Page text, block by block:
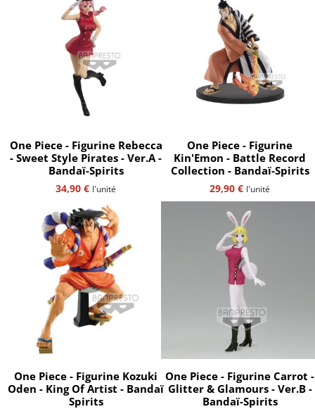
One Piece - Figurine Rebecca
- Sweet Style Pirates - Ver.A -
Bandaï-Spirits
34,90 € l'unité
One Piece - Figurine
Kin'Emon - Battle Record
Collection - Bandaï-Spirits
29,90 € l'unité
One Piece - Figurine Kozuki
Oden - King Of Artist - Bandaï
Spirits
One Piece - Figurine Carrot -
Glitter & Glamours - Ver.B -
Bandaï-Spirits